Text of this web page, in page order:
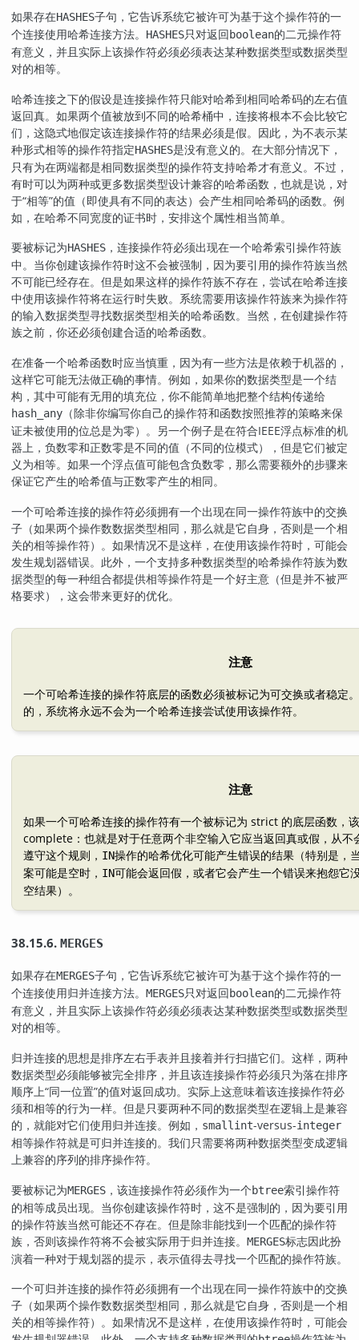
如果存在HASHES子句，它告诉系统它被许可为基于这个操作符的一
个连接使用哈希连接方法。
HASHES只对返回boolean的二元操作符
有意义，并且实际上该操作符必须必须表达某种数据类型或数据类型
对的相等。
哈希连接之下的假设是连接操作符只能对哈希到相同哈希码的左右值
返回真。如果两个值被放到不同的哈希桶中，连接将根本不会比较它
们，这隐式地假定该连接操作符的结果必须是假。因此，为不表示某
种形式相等的操作符指定HASHES是没有意义的。在大部分情况下，
只有为在两端都是相同数据类型的操作符支持哈希才有意义。不过，
有时可以为两种或更多数据类型设计兼容的哈希函数，也就是说，对
于“相等”的值（即使具有不同的表达）会产生相同哈希码的函数。例
如，在哈希不同宽度的证书时，安排这个属性相当简单。
要被标记为HASHES ，连接操作符必须出现在一个哈希索引操作符族
中。当你创建该操作符时这不会被强制，因为要引用的操作符族当然
不可能已经存在。但是如果这样的操作符族不存在，尝试在哈希连接
中使用该操作符将在运行时失败。系统需要用该操作符族来为操作符
的输入数据类型寻找数据类型相关的哈希函数。当然，在创建操作符
族之前，你还必须创建合适的哈希函数。
在准备一个哈希函数时应当慎重，因为有一些方法是依赖于机器的，
这样它可能无法做正确的事情。例如，如果你的数据类型是一个结
构，其中可能有无用的填充位，你不能简单地把整个结构传递给
hash_any （除非你编写你自己的操作符和函数按照推荐的策略来保
证未被使用的位总是为零）。另一个例子是在符合IEEE浮点标准的机
器上，负数零和正数零是不同的值（不同的位模式），但是它们被定
义为相等。如果一个浮点值可能包含负数零，那么需要额外的步骤来
保证它产生的哈希值与正数零产生的相同。
一个可哈希连接的操作符必须拥有一个出现在同一操作符族中的交换
子（如果两个操作数数据类型相同，那么就是它自身，否则是一个相
关的相等操作符）。如果情况不是这样，在使用该操作符时，可能会
发生规划器错误。此外，一个支持多种数据类型的哈希操作符族为数
据类型的每一种组合都提供相等操作符是一个好主意（但是并不被严
格要求），这会带来更好的优化。
注意
一个可哈希连接的操作符底层的函数必须被标记为可交换或者稳定
的，系统将永远不会为一个哈希连接尝试使用该操作符。
注意
如果一个可哈希连接的操作符有一个被标记为 strict 的底层函数，
complete：也就是对于任意两个非空输入它应当返回真或假，从不
遵守这个规则， IN操作的哈希优化可能产生错误的结果（特别是，
案可能是空时， IN可能会返回假，或者它会产生一个错误来抱怨它
空结果）。
38.15.6. MERGES
如果存在MERGES子句，它告诉系统它被许可为基于这个操作符的一
个连接使用归并连接方法。 MERGES只对返回boolean的二元操作符
有意义，并且实际上该操作符必须必须表达某种数据类型或数据类型
对的相等。
归并连接的思想是排序左右手表并且接着并行扫描它们。这样，两种
数据类型必须能够被完全排序，并且该连接操作符必须只为落在排序
顺序上“同一位置”的值对返回成功。实际上这意味着该连接操作符必
须和相等的行为一样。但是只要两种不同的数据类型在逻辑上是兼容
的，就能对它们使用归并连接。例如， smallint-versus-integer
相等操作符就是可归并连接的。我们只需要将两种数据类型变成逻辑
上兼容的序列的排序操作符。
要被标记为MERGES ，该连接操作符必须作为一个btree索引操作符
的相等成员出现。当你创建该操作符时，这不是强制的，因为要引用
的操作符族当然可能还不存在。但是除非能找到一个匹配的操作符
族，否则该操作符将不会被实际用于归并连接。 MERGES标志因此扮
演着一种对于规划器的提示，表示值得去寻找一个匹配的操作符族。
一个可归并连接的操作符必须拥有一个出现在同一操作符族中的交换
子（如果两个操作数数据类型相同，那么就是它自身，否则是一个相
关的相等操作符）。如果情况不是这样，在使用该操作符时，可能会